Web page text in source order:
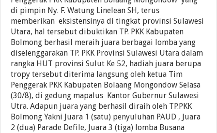
TP-PKK Kotamobagu Tinjau Langsung Penilaian Lomba AKU HATINYA PKK
Pemkot Kotamobagu Kucurkan R1 Miliar untuk Revitalisasi Alun-Alun Paloko
Pemkab Bolsel Gelar Orientasi PPPK 2026, Bupati Tekankan Profesionalitas
Wakili Wali kota Kotamobagu, Sahaya Mokoginta Hadiri Pelantikan Pimpinan
di pimpin Ny. F. Watung Linelean SH, terus
memberikan eksistensinya di tingkat provinsi Sulawesi
Utara, hal tersebut dibuktikan TP. PKK Kabupaten
Bolmong berhasil meraih juara berbagai lomba yang
diselenggarakan TP. PKK Provinsi Sulawesi Utara dalam
rangka HUT provinsi Sulut Ke 52, hadiah juara berupa
tropy tersebut diterima langsung oleh ketua Tim
Penggerak PKK Kabupaten Bolaang Mongondow Selasa
(30/8), di gedung mapalus Kantor Gubernur Sulawesi
Utra. Adapun juara yang berhasil diraih oleh TP.PKK
Bolmong Yakni Juara 1 (satu) penyuluhan PAUD , Juara
2 (dua) Parade Defile, Juara 3 (tiga) lomba Busana